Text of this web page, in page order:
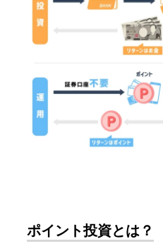
ポイント投資とは？